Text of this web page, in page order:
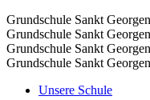
Grundschule Sankt
Grundschule Sankt
Grundschule Sankt
Grundschule Sankt
Unsere Schule